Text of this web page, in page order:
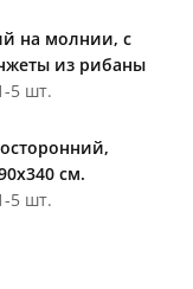
на молнии, с
из рибаны
5 шт.
см.
5 шт.